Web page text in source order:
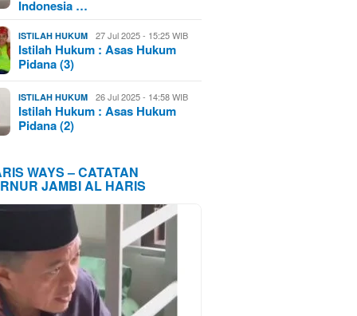
Indonesia …
ISTILAH HUKUM 27 Jul 2025 - 15:25 WIB
Istilah Hukum : Asas Hukum
Pidana (3)
ISTILAH HUKUM 26 Jul 2025 - 14:58 WIB
Istilah Hukum : Asas Hukum
Pidana (2)
WAYS – CATATAN
JAMBI AL HARIS